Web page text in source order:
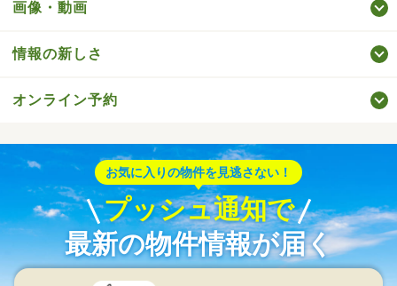
画像・動画
情報の新しさ
オンライン予約
お気に入りの物件を見逃さない！
プッシュ通知で
最新の物件情報が届く